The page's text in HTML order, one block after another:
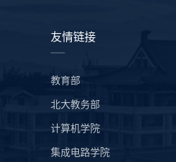
友情链接
教育部
北大教务部
计算机学院
集成电路学院